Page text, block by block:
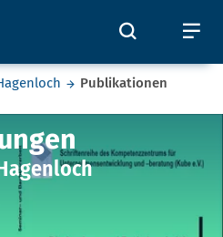
Öffnet
Publikationen